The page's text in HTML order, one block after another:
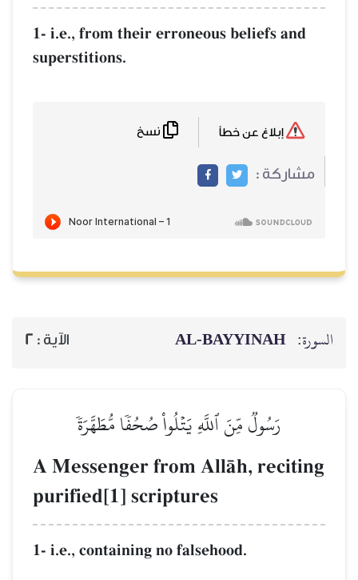
1- i.e., from their erroneous beliefs and
superstitions.
مشاركة :
السورة: AL‑BAYYINAH الآية : 2
رَسُولٞ مِّنَ ٱللَّهِ يَتۡلُواْ صُحُفٗا مُّطَهَّرَةٗ
A Messenger from AllŒh, reciting
purified[1] scriptures
1- i.e., containing no falsehood.